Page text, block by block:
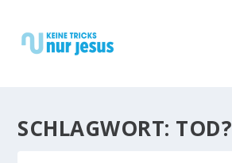
SCHLAGWORT: TOD?